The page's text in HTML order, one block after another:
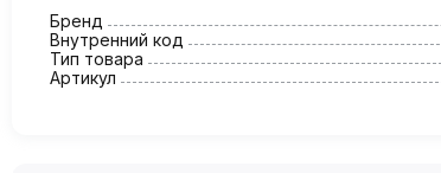
Бренд
Внутренний код
Тип товара
Артикул